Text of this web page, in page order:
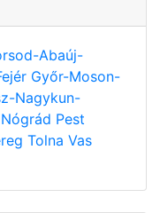
Abaúj-
Győr-Moson-
Nagykun-
Nógrád Pest
Tolna Vas